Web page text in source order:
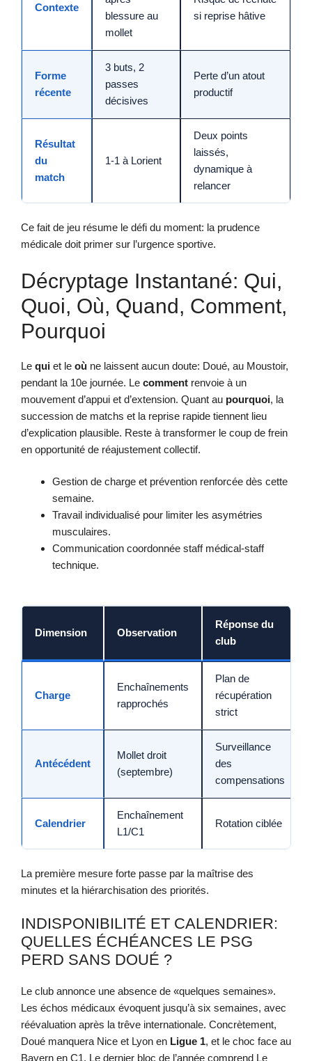
Contexte
blessure au
mollet
si reprise hâtive
Forme
récente
3 buts, 2
passes
décisives
Perte d’un atout
productif
Résultat
du
match
1-1 à Lorient
Deux points
laissés,
dynamique à
relancer
Ce fait de jeu résume le défi du moment: la prudence
médicale doit primer sur l’urgence sportive.
Décryptage Instantané: Qui,
Quoi, Où, Quand, Comment,
Pourquoi
Le qui et le où ne laissent aucun doute: Doué, au Moustoir,
pendant la 10e journée. Le comment renvoie à un
mouvement d’appui et d’extension. Quant au pourquoi, la
succession de matchs et la reprise rapide tiennent lieu
d’explication plausible. Reste à transformer le coup de frein
en opportunité de réajustement collectif.
Gestion de charge et prévention renforcée dès cette
semaine.
Travail individualisé pour limiter les asymétries
musculaires.
Communication coordonnée staff médical-staff
technique.
Dimension Observation
Réponse du
club
Charge
Enchaînements
rapprochés
Plan de
récupération
strict
Antécédent
Mollet droit
(septembre)
Surveillance
des
compensations
Calendrier
Enchaînement
L1/C1
Rotation ciblée
La première mesure forte passe par la maîtrise des
minutes et la hiérarchisation des priorités.
INDISPONIBILITÉ ET CALENDRIER:
QUELLES ÉCHÉANCES LE PSG
PERD SANS DOUÉ ?
Le club annonce une absence de «quelques semaines».
Les échos médicaux évoquent jusqu’à six semaines, avec
réévaluation après la trêve internationale. Concrètement,
Doué manquera Nice et Lyon en Ligue 1, et le choc face au
Bayern en C1. Le dernier bloc de l’année comprend Le